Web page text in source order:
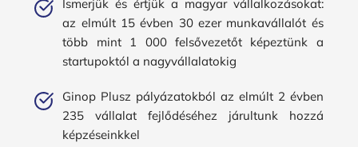
Ismerjük és értjük a magyar vállalkozásokat:
az elmúlt 15 évben 30 ezer munkavállalót és
több mint 1 000 felsővezetőt képeztünk a
startupoktól a nagyvállalatokig
Ginop Plusz pályázatokból az elmúlt 2 évben
235 vállalat fejlődéséhez járultunk hozzá
képzéseinkkel